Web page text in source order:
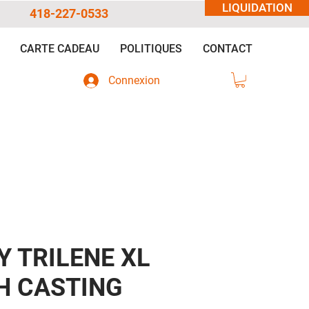
LIQUIDATION
418-227-0533
CARTE CADEAU POLITIQUES CONTACT
Connexion
TRILENE XL
CASTING